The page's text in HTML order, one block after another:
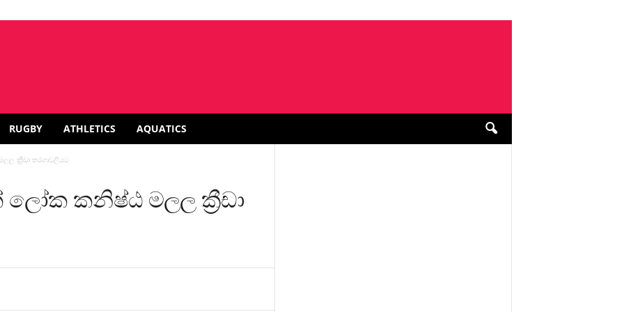
RUGBY ATHLETICS AQUATICS
ක්‍රීඩා තරගාවලියට
කනිෂ්ඨ මලල ක්‍රීඩා